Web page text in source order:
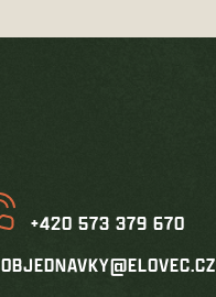
+420 573 379 670
OBJEDNAVKY@ELOVEC.CZ